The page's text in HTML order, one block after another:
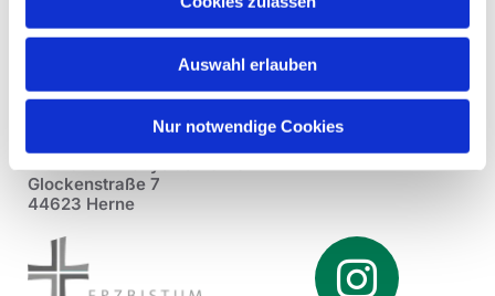
Auswahl erlauben
Nur notwendige Cookies
Glockenstraße 7
44623 Herne